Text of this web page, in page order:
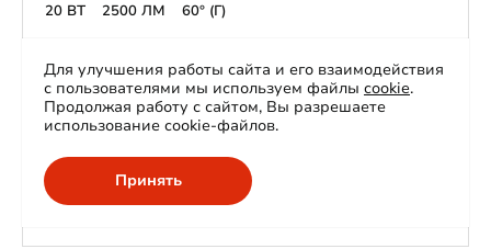
20 ВТ 2500 ЛМ 60° (Г)
Аналог лампы накаливания 200Вт
На складе:2 шт.
5 100р.
Для улучшения работы сайта и его взаимодействия
с пользователями мы используем файлы cookie.
Продолжая работу с сайтом, Вы разрешаете
использование cookie-файлов.
Принять